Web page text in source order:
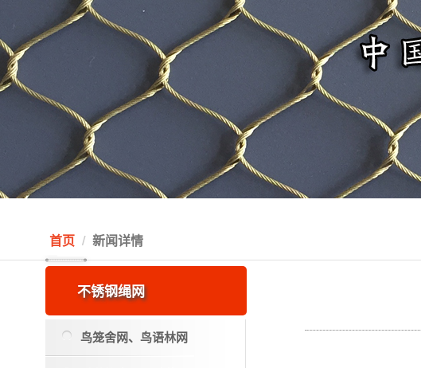
首页 新闻详情
不锈钢绳网
鸟笼舍网、鸟语林网